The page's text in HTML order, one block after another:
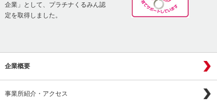
企業」として、プラチナくるみん認
定を取得しました。
企業概要
事業所紹介・アクセス